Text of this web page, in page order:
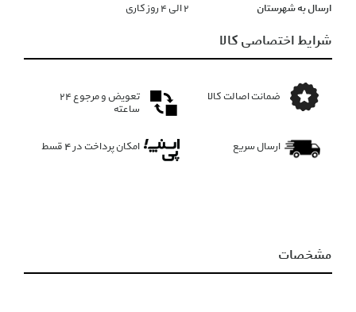
ارسال به شهرستان ۲ الی ۴ روز کاری
شرایط اختصاصی کالا
ضمانت اصالت کالا
تعویض و مرجوع ۲۴
ساعته
ارسال سریع امکان پرداخت در 4 قسط
مشخصات